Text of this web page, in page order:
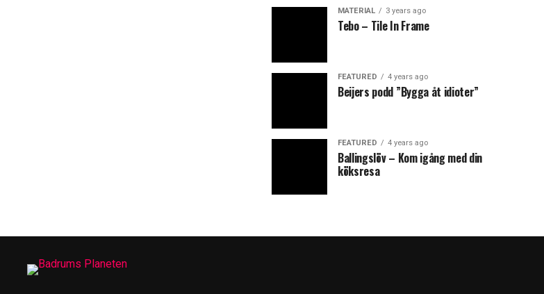
MATERIAL 3 years ago
Tebo – Tile In Frame
FEATURED 4 years ago
Beijers podd ”Bygga åt idioter”
FEATURED 4 years ago
Ballingslöv – Kom igång med din
köksresa